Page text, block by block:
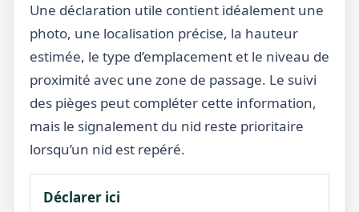
Une déclaration utile contient idéalement une
photo, une localisation précise, la hauteur
estimée, le type d’emplacement et le niveau de
proximité avec une zone de passage. Le suivi
des pièges peut compléter cette information,
mais le signalement du nid reste prioritaire
lorsqu’un nid est repéré.
Déclarer ici